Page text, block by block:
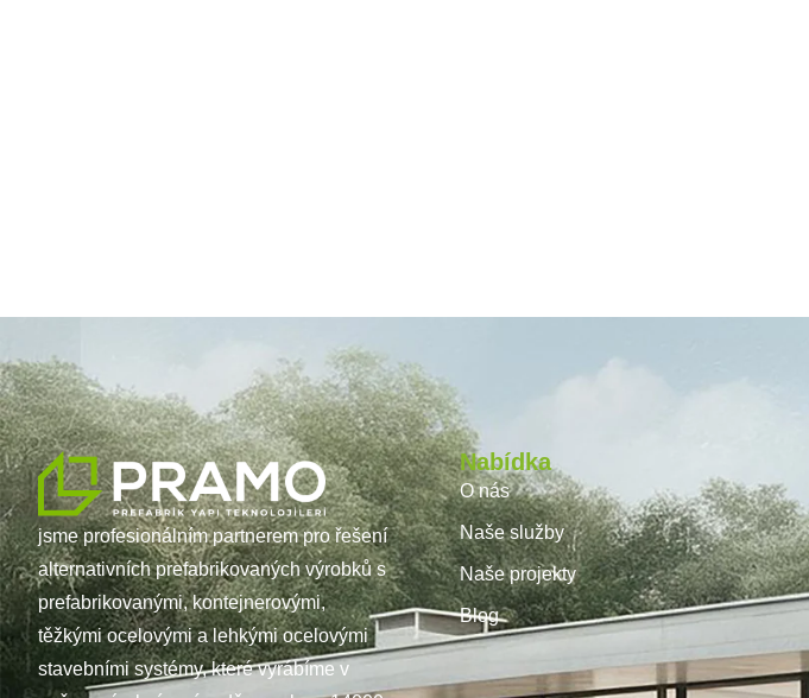
jsme profesionálním partnerem pro řešení
alternativních prefabrikovaných výrobků s
prefabrikovanými, kontejnerovými,
těžkými ocelovými a lehkými ocelovými
stavebními systémy, které vyrábíme v
Nabídka
O nás
Naše služby
Naše projekty
Blog